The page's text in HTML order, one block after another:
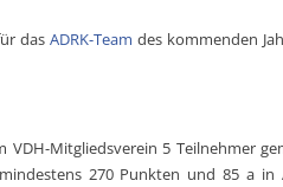
dasADRK-Team des kommenden
VDH-Mitgliedsverein 5 Teilnehmer
270 Punkten und 85 a in